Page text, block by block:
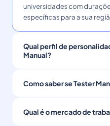
universidades com
específicas para a sua
Qual perfil de
Manual?
Como saber se Tester
Qual é o mercado de